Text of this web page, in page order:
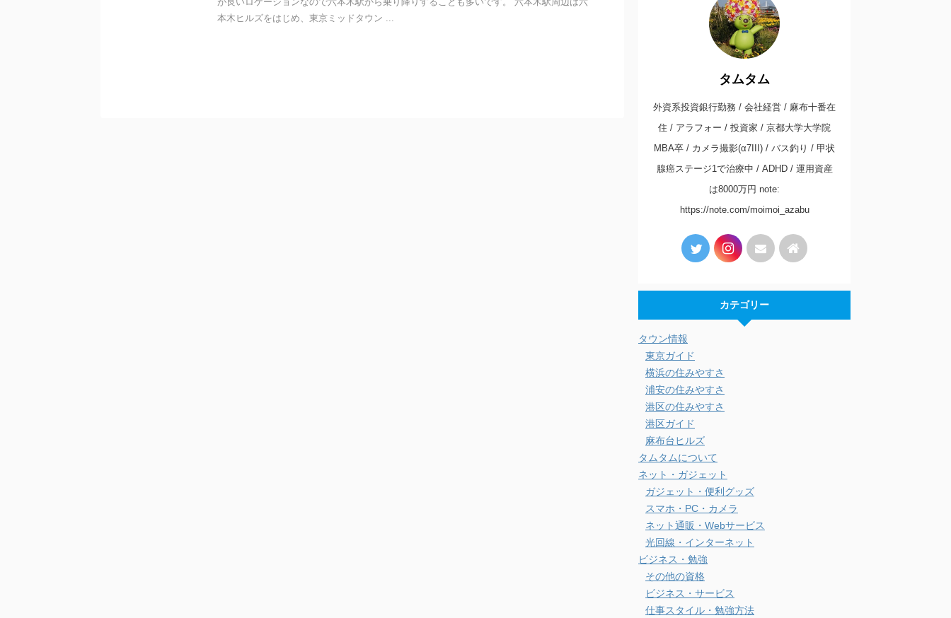
本木ヒルズをはじめ、東京ミッドタウン ...
タムタム
外資系投資銀行勤務 / 会社経営 / 麻布十番在
住 / アラフォー / 投資家 / 京都大学大学院
MBA卒 / カメラ撮影(α7III) / バス釣り / 甲状
腺癌ステージ1で治療中 / ADHD / 運用資産
は8000万円 note:
https://note.com/moimoi_azabu
カテゴリー
タウン情報
東京ガイド
横浜の住みやすさ
浦安の住みやすさ
港区の住みやすさ
港区ガイド
麻布台ヒルズ
タムタムについて
ネット・ガジェット
ガジェット・便利グッズ
スマホ・PC・カメラ
ネット通販・Webサービス
光回線・インターネット
ビジネス・勉強
その他の資格
ビジネス・サービス
仕事スタイル・勉強方法